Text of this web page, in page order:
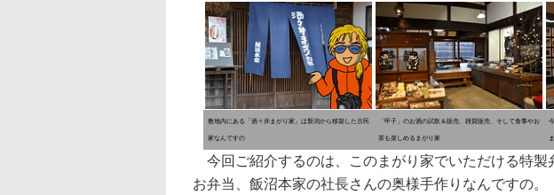
敷地内にある「酒々井まがり家」は新潟から移築した古民
家なんですの
「甲子」のお酒の試飲＆販売、雑貨販売、そして食事やお
茶も楽しめるまがり家
今回ご紹介するのは、このまがり家でいただける特製
お弁当、飯沼本家の社長さんの奥様手作りなんですの。